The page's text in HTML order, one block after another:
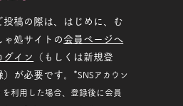
投稿の際は、はじめに、む
ゃ処サイトの 会員ページへ
グイン
（もしくは新規登
）が必要です。*SNSアカウン
を利用した場合、登録後に会員